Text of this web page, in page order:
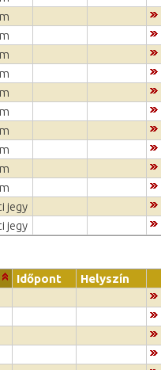
jegy
jegy
Időpont
Helyszín